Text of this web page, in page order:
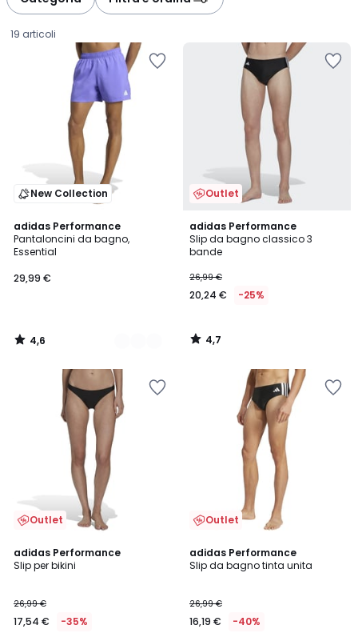
19 articoli
New Collection
adidas Performance
Pantaloncini da bagno,
Essential
€.
29,99 €
4,6
/ 5
2
Colori
4,6
/
Outlet
adidas Performance
Slip da bagno classico 3
bande
26,99 €
20,24 € -25%
4,7
/ 5
4,7
/
Outlet
adidas Performance
Slip per bikini
26,99 €
17,54 € -35%
4,7
/ 5
Outlet
adidas Performance
Slip da bagno tinta unita
26,99 €
16,19 € -40%
4,6
/ 5